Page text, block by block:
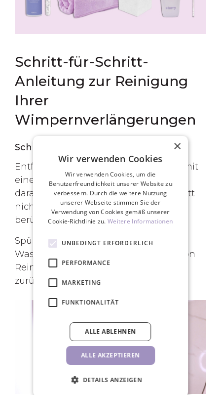
Schritt-für-Schritt-
Anleitung zur Reinigung
Ihrer
Wimpernverlängerungen
Schritt 1: Make-up entfernen
Entfernen Sie Ihr Make-up vorsichtig mit
einem ölfreien Reiniger. Achten Sie
darauf, Ihre Wimpern bei diesem Schritt
nicht mit dem Make-up-Entferner zu
berühren.
Spülen Sie Ihr Gesicht gründlich mit
Wasser ab, damit keine Rückstände von
Reiniger oder Make-up-Entferner
zurückbleiben.
×
Wir verwenden Cookies
Wir verwenden Cookies, um die
Benutzerfreundlichkeit unserer Website zu
verbessern. Durch die weitere Nutzung
unserer Webseite stimmen Sie der
Verwendung von Cookies gemäß unserer
Cookie-Richtlinie zu.Weitere Informationen
UNBEDINGT ERFORDERLICH
PERFORMANCE
MARKETING
FUNKTIONALITÄT
ALLE AKZEPTIEREN
ALLE ABLEHNEN
DETAILS ANZEIGEN